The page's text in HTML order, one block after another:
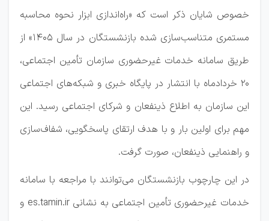
خصوص شایان ذکر است که «راه‌اندازی ابزار نحوه محاسبه
مستمری متناسب‌سازی شده بازنشستگان در سال 1405» از
طریق سامانه خدمات غیرحضوری سازمان تأمین اجتماعی،
20 خردادماه با انتشار در پایگاه خبری و شبکه‌های اجتماعی
این سازمان به اطلاع ذینفعان و شرکای اجتماعی رسید. این
مهم برای اولین بار و با هدف ارتقای پاسخگویی، شفاف‌سازی
و راهنمایی ذینفعان، صورت گرفت.
در این چارچوب بازنشستگان می‌توانند با مراجعه با سامانه
خدمات غیرحضوری تأمین اجتماعی به نشانی es.tamin.ir و